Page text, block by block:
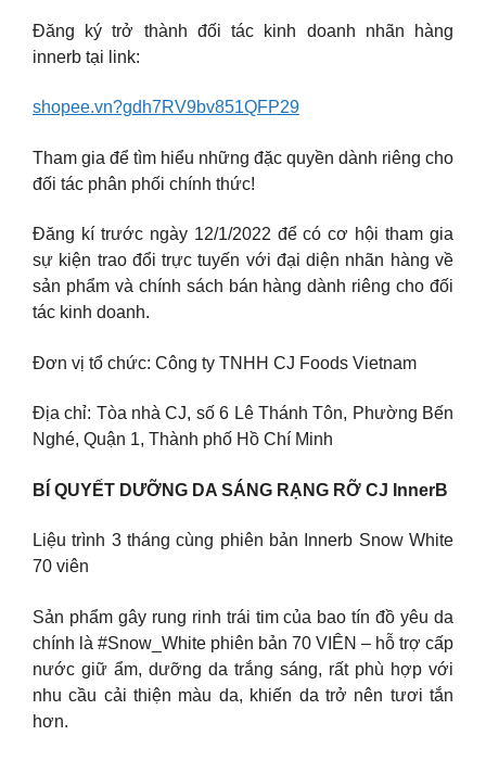
Đăng ký trở thành đối tác kinh doanh nhãn hàng
innerb tại link:
shopee.vn?gdh7RV9bv851QFP29
Tham gia để tìm hiểu những đặc quyền dành riêng cho
đối tác phân phối chính thức!
Đăng kí trước ngày 12/1/2022 để có cơ hội tham gia
sự kiện trao đổi trực tuyến với đại diện nhãn hàng về
sản phẩm và chính sách bán hàng dành riêng cho đối
tác kinh doanh.
Đơn vị tổ chức: Công ty TNHH CJ Foods Vietnam
Địa chỉ: Tòa nhà CJ, số 6 Lê Thánh Tôn, Phường Bến
Nghé, Quận 1, Thành phố Hồ Chí Minh
BÍ QUYẾT DƯỠNG DA SÁNG RẠNG RỠ CJ InnerB
Liệu trình 3 tháng cùng phiên bản Innerb Snow White
70 viên
Sản phẩm gây rung rinh trái tim của bao tín đồ yêu da
chính là #Snow_White phiên bản 70 VIÊN – hỗ trợ cấp
nước giữ ẩm, dưỡng da trắng sáng, rất phù hợp với
nhu cầu cải thiện màu da, khiến da trở nên tươi tắn
hơn.